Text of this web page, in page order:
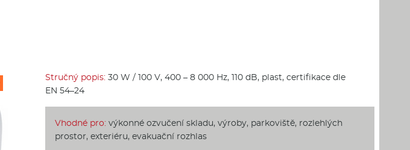
Stručný popis: 30 W / 100 V, 400 – 8 000 Hz, 110 dB, plast, certifikace dle
EN 54–24
Vhodné pro: výkonné ozvučení skladu, výroby, parkoviště, rozlehlých
prostor, exteriéru, evakuační rozhlas